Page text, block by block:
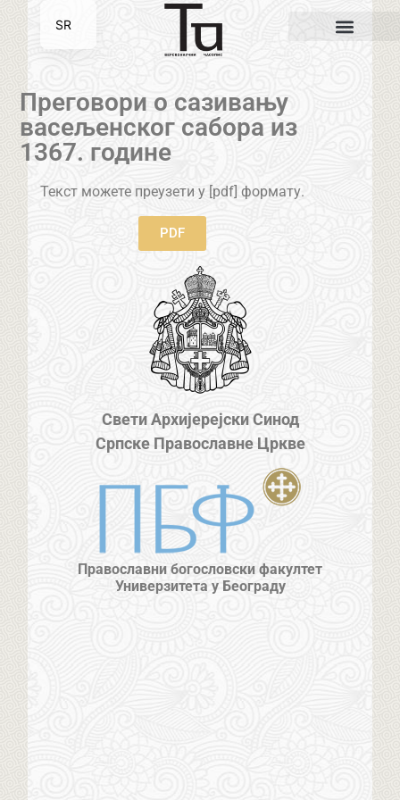
Преговори о сазивању
васељенског сабора из
1367. године
Текст можете преузети у [pdf] формату.
PDF
Свети Архијерејски Синод
Српске Православне Цркве
Православни богословски факултет
Универзитета у Београду
SR
EN